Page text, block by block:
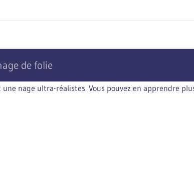
de folie
nage ultra-réalistes. Vous pouvez en apprendre